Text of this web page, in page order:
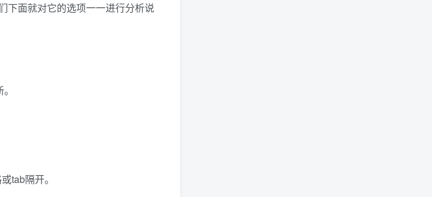
下面就对它的选项一一进行分析说
tab隔开。